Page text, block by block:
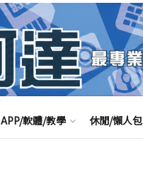
APP/軟體/教學 休閒/懶人包